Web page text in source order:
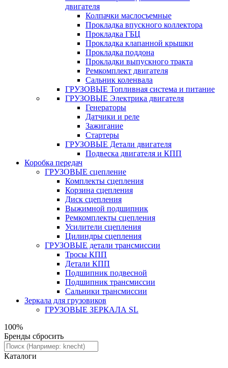
двигателя
Колпачки маслосъемные
Прокладка впускного коллектора
Прокладка ГБЦ
Прокладка клапанной крышки
Прокладка поддона
Прокладки выпускного тракта
Ремкомплект двигателя
Сальник коленвала
ГРУЗОВЫЕ Топливная система и питание
ГРУЗОВЫЕ Электрика двигателя
Генераторы
Датчики и реле
Зажигание
Стартеры
ГРУЗОВЫЕ Детали двигателя
Подвеска двигателя и КПП
Коробка передач
ГРУЗОВЫЕ сцепление
Комплекты сцепления
Корзина сцепления
Диск сцепления
Выжимной подшипник
Ремкомплекты сцепления
Усилители сцепления
Цилиндры сцепления
ГРУЗОВЫЕ детали трансмиссии
Тросы КПП
Детали КПП
Подшипник подвесной
Подшипник трансмиссии
Сальники трансмиссии
Зеркала для грузовиков
ГРУЗОВЫЕ ЗЕРКАЛА SL
100%
Бренды сбросить
Каталоги